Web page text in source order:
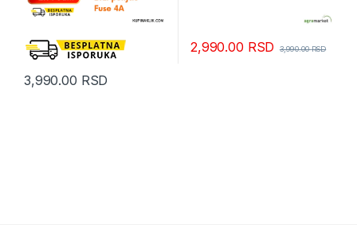
3,990.00 RSD
2,990.00 RSD 3,990.00RSD